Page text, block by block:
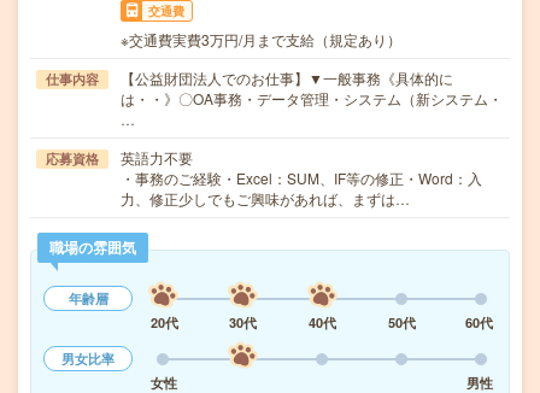
交通費
※交通費実費3万円/月まで支給（規定あり）
仕事内容
【公益財団法人でのお仕事】▼一般事務《具体的に
は・・》〇OA事務・データ管理・システム（新システム・
…
応募資格
英語力不要
・事務のご経験・Excel：SUM、IF等の修正・Word：入
力、修正少しでもご興味があれば、まずは…
職場の雰囲気
年齢層
20代
30代 40代 50代
60代
男女比率
女性
男性